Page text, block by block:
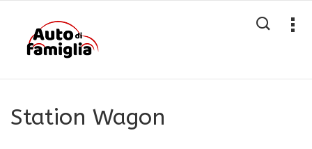
Station Wagon